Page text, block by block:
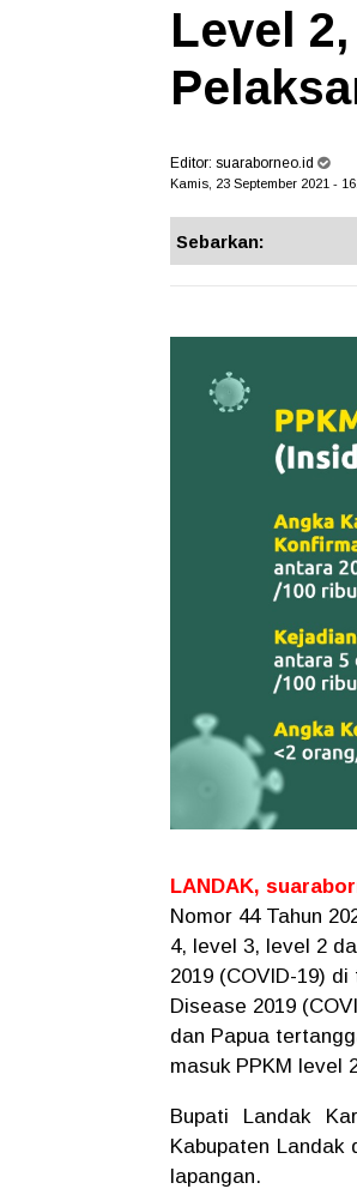
Level
Editor: suaraborneo.id
Kamis, 23 September 2021 -
Sebarkan:
LANDAK,
Nomor 44 Tahun
4, level 3, level 2
2019 (COVID-19)
Disease 2019
dan Papua
masuk PPKM level
Bupati Landak
Kabupaten Landak
lapangan.